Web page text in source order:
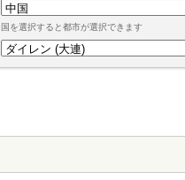
国を選択すると都市が選択できます